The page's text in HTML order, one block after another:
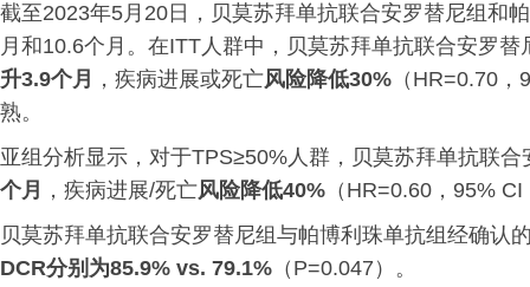
截至2023年5月20日，贝莫苏拜单抗联合安罗替尼组和
月和10.6个月。在ITT人群中，贝莫苏拜单抗联合安罗替
升3.9个月
，疾病进展或死亡风险降低30% （HR=0.70
熟。
亚组分析显示，对于TPS≥50%人群，贝莫苏拜单抗联
个月
，疾病进展/死亡风险降低40% （HR=0.60，95%
贝莫苏拜单抗联合安罗替尼组与帕博利珠单抗组经确认
DCR分别为85.9% vs. 79.1% （P=0.047）。